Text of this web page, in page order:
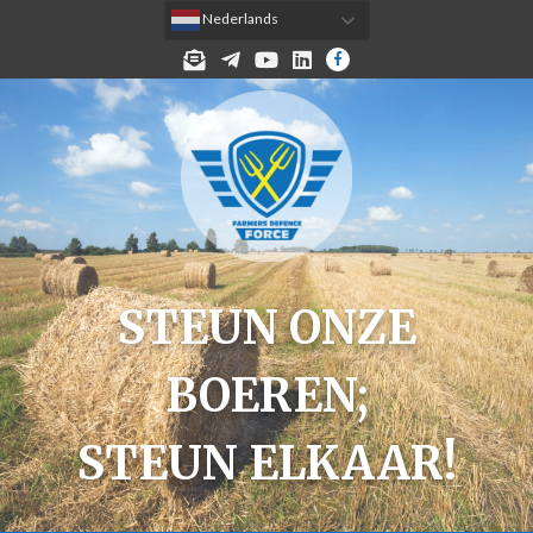
MELD JE AAN VOOR DE NIEUWSBRIEF!
TELEGRAMYOUTUBELINKEDINFACEBOOK
Nederlands
STEUN ONZE
BOEREN;
STEUN ELKAAR!